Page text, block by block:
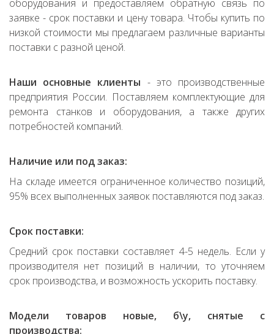
оборудования и предоставляем обратную связь по
заявке - срок поставки и цену товара. Чтобы купить по
низкой стоимости мы предлагаем различные варианты
поставки с разной ценой.
Наши основные клиенты - это производственные
предприятия России. Поставляем комплектующие для
ремонта станков и оборудования, а также других
потребностей компаний.
Наличие или под заказ:
На складе имеется ограниченное количество позиций,
95% всех выполненных заявок поставляются под заказ.
Срок поставки:
Средний срок поставки составляет 4-5 недель. Если у
производителя нет позиций в наличии, то уточняем
срок производства, и возможность ускорить поставку.
Модели товаров новые, б\у, снятые с
производства: